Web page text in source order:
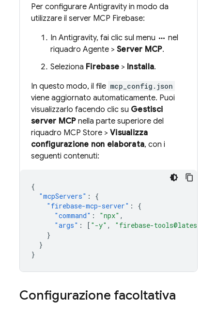
Per configurare Antigravity in modo da
utilizzare il server MCP Firebase:
In Antigravity, fai clic sul menu more_horiz nel
riquadro Agente > Server MCP.
Seleziona Firebase > Installa.
In questo modo, il file mcp_config.json
viene aggiornato automaticamente. Puoi
visualizzarlo facendo clic su Gestisci
server MCPnella parte superiore del
riquadro MCP Store > Visualizza
configurazione non elaborata, con i
seguenti contenuti:
{
"mcpServers" :
{
"firebase-mcp-server" :
{
"command" : "npx" ,
"args" : [ "-y" , "firebase-tools@latest"
}
}
}
Configurazione facoltativa